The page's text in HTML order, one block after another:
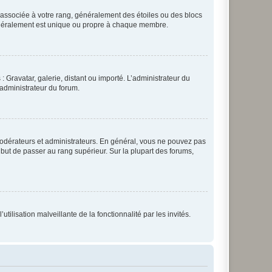
à votre rang, généralement des étoiles ou des blocs
est unique ou propre à chaque membre.
galerie, distant ou importé. L’administrateur du
du forum.
et administrateurs. En général, vous ne pouvez pas
de passer au rang supérieur. Sur la plupart des forums,
malveillante de la fonctionnalité par les invités.